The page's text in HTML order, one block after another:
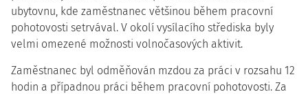
ubytovnu, kde zaměstnanec většinou během pracovní
pohotovosti setrvával. V okolí vysílacího střediska byly
velmi omezené možnosti volnočasových aktivit.
Zaměstnanec byl odměňován mzdou za práci v rozsahu 12
hodin a případnou práci během pracovní pohotovosti. Za